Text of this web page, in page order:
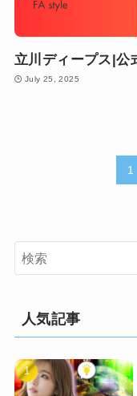
立川ディープス|公
July 25, 2025
1
人気記事